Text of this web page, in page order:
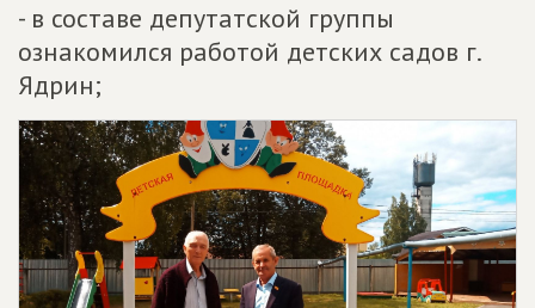
- в составе депутатской группы
ознакомился работой детских садов г.
Ядрин;